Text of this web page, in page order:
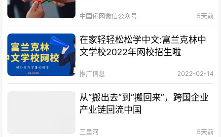
中国侨网微信公众号 5天前
在家轻轻松松学中文:富兰克林中
文学校2022年网校招生啦
推广信息 2022-02-14
从“搬出去”到“搬回来”，跨国企业
产业链回流中国
三里河 5天前